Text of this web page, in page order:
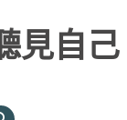
見自己